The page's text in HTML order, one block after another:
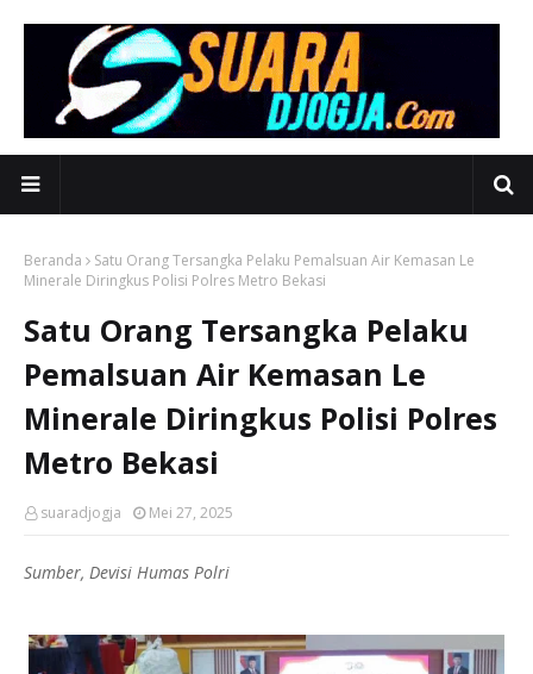
Beranda
Satu Orang Tersangka Pelaku Pemalsuan Air Kemasan Le
Minerale Diringkus Polisi Polres Metro Bekasi
Satu Orang Tersangka Pelaku
Pemalsuan Air Kemasan Le
Minerale Diringkus Polisi Polres
Metro Bekasi
suaradjogja Mei 27, 2025
Sumber, Devisi Humas Polri